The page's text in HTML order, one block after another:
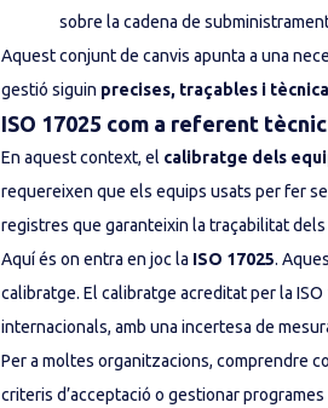
sobre la cadena de
Aquest conjunt de canvis apunta a una
gestió siguin precises, traçables i
ISO 17025 com a referent tècnic
En aquest context, el calibratge dels
requereixen que els equips usats per fer
registres que garanteixin la traçabilitat
Aquí és on entra en joc la ISO 17025.
calibratge. El calibratge acreditat per la
internacionals, amb una incertesa de
Per a moltes organitzacions, comprendre
criteris d’acceptació o gestionar